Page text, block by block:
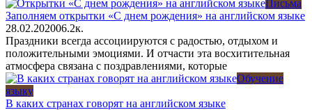
Письма
Заполняем открытки «С днем рождения» на английском языке
28.02.202006.2к.
Праздники всегда ассоциируются с радостью, отдыхом и
положительными эмоциями. И отчасти эта восхитительная
атмосфера связана с поздравлениями, которые
Обучение
языку
В каких странах говорят на английском языке